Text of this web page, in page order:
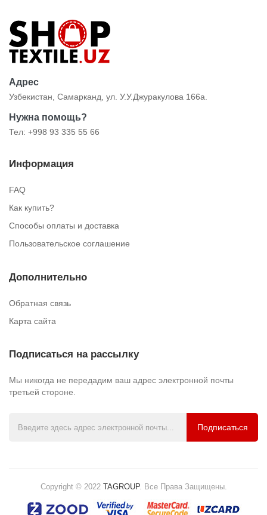
Адрес
Узбекистан, Самарканд, ул. У.У.Джуракулова 166а.
Нужна помощь?
Тел: +998 93 335 55 66
Информация
FAQ
Как купить?
Способы оплаты и доставка
Пользовательское соглашение
Дополнительно
Обратная связь
Карта сайта
Подписаться на рассылку
Мы никогда не передадим ваш адрес электронной почты
третьей стороне.
Подписаться
Copyright © 2022 TAGROUP. Все Права Защищены.